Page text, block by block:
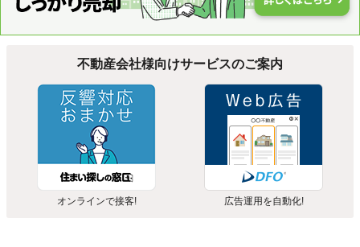
不動産会社様向けサービスのご案内
オンラインで接客! 広告運用を自動化!